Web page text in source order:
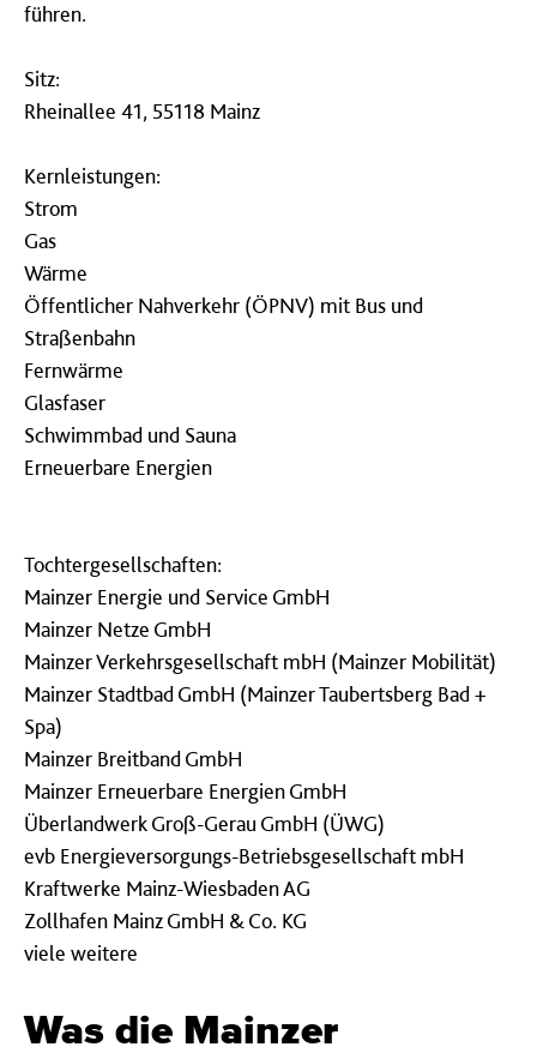
führen.
Sitz:
Rheinallee 41, 55118 Mainz
Kernleistungen:
Strom
Gas
Wärme
Öffentlicher Nahverkehr (ÖPNV) mit Bus und
Straßenbahn
Fernwärme
Glasfaser
Schwimmbad und Sauna
Erneuerbare Energien
Tochtergesellschaften:
Mainzer Energie und Service GmbH
Mainzer Netze GmbH
Mainzer Verkehrsgesellschaft mbH (Mainzer Mobilität)
Mainzer Stadtbad GmbH (Mainzer Taubertsberg Bad +
Spa)
Mainzer Breitband GmbH
Mainzer Erneuerbare Energien GmbH
Überlandwerk Groß-Gerau GmbH (ÜWG)
evb Energieversorgungs-Betriebsgesellschaft mbH
Kraftwerke Mainz-Wiesbaden AG
Zollhafen Mainz GmbH & Co. KG
viele weitere
Was die Mainzer